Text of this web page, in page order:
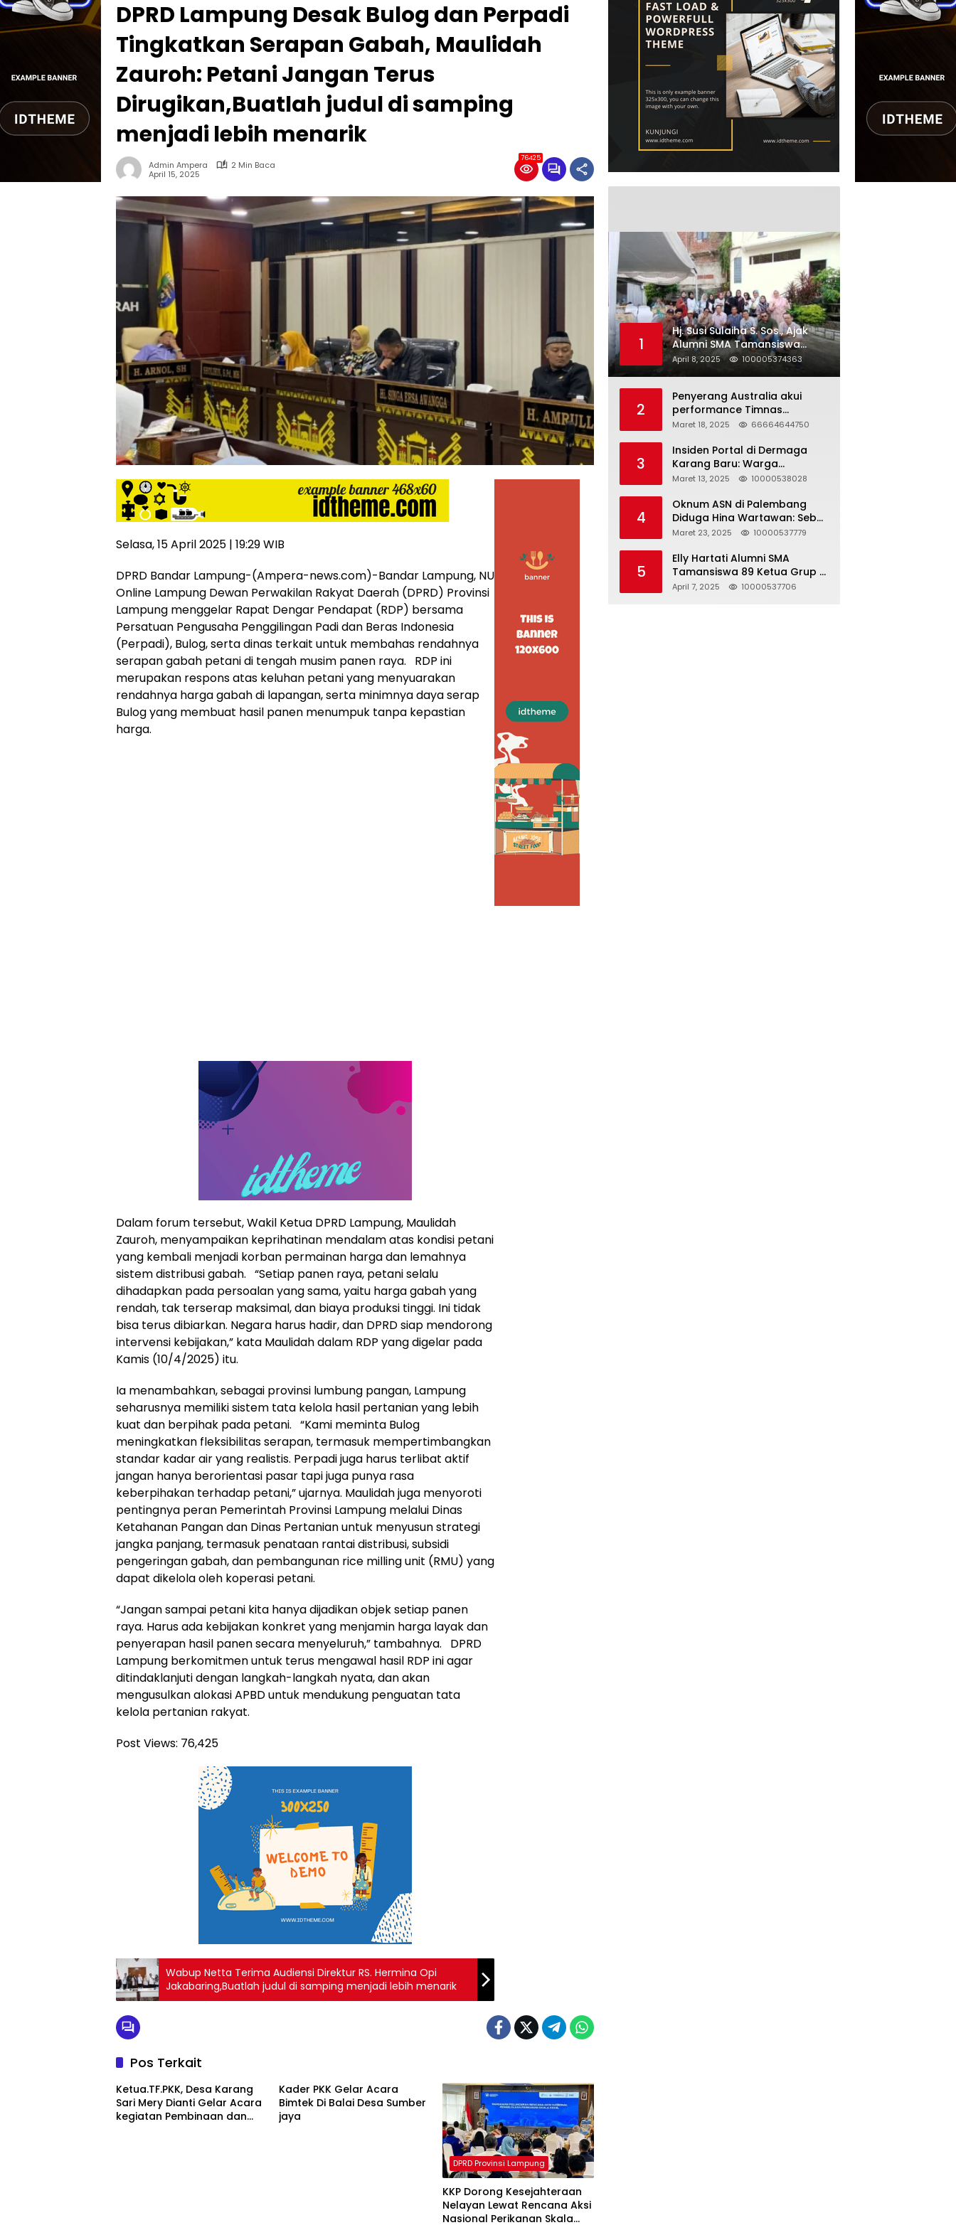
lokal
dan
dinamis,
memiliki
kisaran
harga
iklan
relatif
murah
dari
Koran
maupun
media
Koran
dan
media
siber
lebih
eksklusif,
bergaya
trendi,
mengandung
unsur
edukasi,
gaya
hidup,
hiburan,
bebas
dari
SARA,
narkoba
berita
asusila
Media
Cetak
dan
Online
Ampera
News
DPRD Lampung Desak Bulog dan Perpadi
Tingkatkan Serapan Gabah, Maulidah
Zauroh: Petani Jangan Terus
Dirugikan,Buatlah judul di samping
menjadi lebih menarik
Admin Ampera
2 Min Baca
April 15, 2025
76425
Selasa, 15 April 2025 | 19:29 WIB
DPRD Bandar Lampung-(Ampera-news.com)-Bandar Lampung, NU
Online Lampung Dewan Perwakilan Rakyat Daerah (DPRD) Provinsi
Lampung menggelar Rapat Dengar Pendapat (RDP) bersama
Persatuan Pengusaha Penggilingan Padi dan Beras Indonesia
(Perpadi), Bulog, serta dinas terkait untuk membahas rendahnya
serapan gabah petani di tengah musim panen raya. RDP ini
merupakan respons atas keluhan petani yang menyuarakan
rendahnya harga gabah di lapangan, serta minimnya daya serap
Bulog yang membuat hasil panen menumpuk tanpa kepastian
harga.
Dalam forum tersebut, Wakil Ketua DPRD Lampung, Maulidah
Zauroh, menyampaikan keprihatinan mendalam atas kondisi petani
yang kembali menjadi korban permainan harga dan lemahnya
sistem distribusi gabah. “Setiap panen raya, petani selalu
dihadapkan pada persoalan yang sama, yaitu harga gabah yang
rendah, tak terserap maksimal, dan biaya produksi tinggi. Ini tidak
bisa terus dibiarkan. Negara harus hadir, dan DPRD siap mendorong
intervensi kebijakan,” kata Maulidah dalam RDP yang digelar pada
Kamis (10/4/2025) itu.
Ia menambahkan, sebagai provinsi lumbung pangan, Lampung
seharusnya memiliki sistem tata kelola hasil pertanian yang lebih
kuat dan berpihak pada petani. “Kami meminta Bulog
meningkatkan fleksibilitas serapan, termasuk mempertimbangkan
standar kadar air yang realistis. Perpadi juga harus terlibat aktif
jangan hanya berorientasi pasar tapi juga punya rasa
keberpihakan terhadap petani,” ujarnya. Maulidah juga menyoroti
pentingnya peran Pemerintah Provinsi Lampung melalui Dinas
Ketahanan Pangan dan Dinas Pertanian untuk menyusun strategi
jangka panjang, termasuk penataan rantai distribusi, subsidi
pengeringan gabah, dan pembangunan rice milling unit (RMU) yang
dapat dikelola oleh koperasi petani.
“Jangan sampai petani kita hanya dijadikan objek setiap panen
raya. Harus ada kebijakan konkret yang menjamin harga layak dan
penyerapan hasil panen secara menyeluruh,” tambahnya. DPRD
Lampung berkomitmen untuk terus mengawal hasil RDP ini agar
ditindaklanjuti dengan langkah-langkah nyata, dan akan
mengusulkan alokasi APBD untuk mendukung penguatan tata
kelola pertanian rakyat.
Post Views: 76,425
Wabup Netta Terima Audiensi Direktur RS. Hermina Opi
Jakabaring,Buatlah judul di samping menjadi lebih menarik
Pos Terkait
Ketua.TF.PKK, Desa Karang
Sari Mery Dianti Gelar Acara
kegiatan Pembinaan dan
Kader PKK Gelar Acara
Bimtek Di Balai Desa Sumber
jaya
DPRD Provinsi Lampung
KKP Dorong Kesejahteraan
Nelayan Lewat Rencana Aksi
Nasional Perikanan Skala
1
Hj. Susi Sulaiha S. Sos., Ajak
Alumni SMA Tamansiswa
Palembang Angkatan 91 Halal
Bihalal
April 8, 2025 100005374363
2
Penyerang Australia akui
performance Timnas
Indonesia
Maret 18, 2025 66664644750
3
Insiden Portal di Dermaga
Karang Baru: Warga
Klarifikasi dan Kritik
Akurat
Maret 13, 2025 10000538028
4
Oknum ASN di Palembang
Diduga Hina Wartawan: Sebut
Profesi Jurnalis Hanya
Berujung Dugaan
Pelanggaran UU ITE!
Maret 23, 2025 10000537779
5
Elly Hartati Alumni SMA
Tamansiswa 89 Ketua Grup S
4 Laksanakan Giat
April 7, 2025 10000537706